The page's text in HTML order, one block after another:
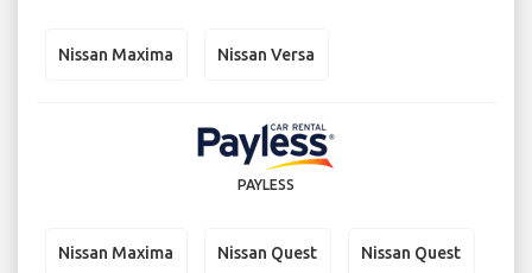
Nissan Maxima Nissan Versa
PAYLESS
Nissan Maxima Nissan Quest Nissan Quest